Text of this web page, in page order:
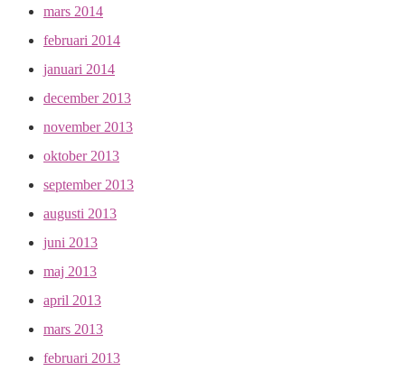
mars 2014
februari 2014
januari 2014
december 2013
november 2013
oktober 2013
september 2013
augusti 2013
juni 2013
maj 2013
april 2013
mars 2013
februari 2013